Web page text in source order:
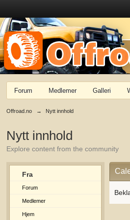
Forum Medlemer Galleri
Offroad.no → Nytt innhold
Nytt innhold
Explore content from the community
Fra
Forum
Medlemer
Hjem